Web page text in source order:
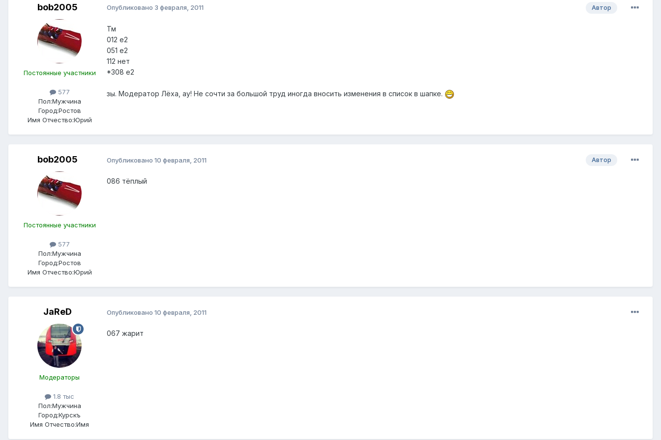
bob2005
Постоянные участники
577
Пол:Мужчина
Город:Ростов
Имя Отчество:Юрий
Автор
Опубликовано 3 февраля, 2011
Тм
012 е2
051 е2
112 нет
*308 е2
зы. Модератор Лёха, ау! Не сочти за большой труд иногда вносить изменения в список в шапке.
bob2005
Постоянные участники
577
Пол:Мужчина
Город:Ростов
Имя Отчество:Юрий
Автор
Опубликовано 10 февраля, 2011
086 тёплый
JaReD
Модераторы
1.8 тыс
Пол:Мужчина
Город:Курскъ
Имя Отчество:Имя
Опубликовано 10 февраля, 2011
067 жарит